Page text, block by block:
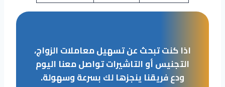
اذا كنت تبحث عن تسهيل معاملات الزواج،
التجنيس أو التاشيرات تواصل معنا اليوم
ودع فريقنا ينجزها لك بسرعة وسهولة.